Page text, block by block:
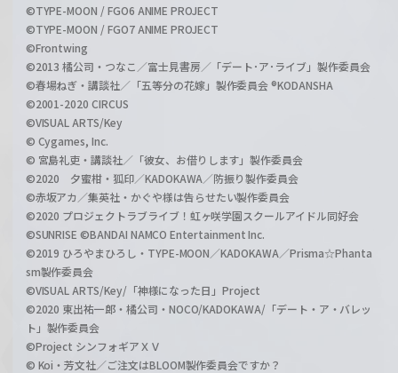
©TYPE-MOON / FGO6 ANIME PROJECT
©TYPE-MOON / FGO7 ANIME PROJECT
©Frontwing
©2013 橘公司・つなこ／富士見書房／「デート･ア･ライブ」製作委員会
©春場ねぎ・講談社／「五等分の花嫁」製作委員会 ®KODANSHA
©2001-2020 CIRCUS
©VISUAL ARTS/Key
© Cygames, Inc.
© 宮島礼吏・講談社／「彼女、お借りします」製作委員会
©2020 夕蜜柑・狐印／KADOKAWA／防振り製作委員会
©赤坂アカ／集英社・かぐや様は告らせたい製作委員会
©2020 プロジェクトラブライブ！虹ヶ咲学園スクールアイドル同好会
©SUNRISE ©BANDAI NAMCO Entertainment Inc.
©2019 ひろやまひろし・TYPE-MOON／KADOKAWA／Prisma☆Phanta
sm製作委員会
©VISUAL ARTS/Key/「神様になった日」Project
©2020 東出祐一郎・橘公司・NOCO/KADOKAWA/「デート・ア・バレッ
ト」製作委員会
©Project シンフォギアＸＶ
© Koi・芳文社／ご注文はBLOOM製作委員会ですか？